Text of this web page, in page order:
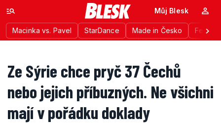
Macinka vs. Pavel StarDance Made in Česko
Můj Blesk
Ze Sýrie chce pryč 37 Čechů
nebo jejich příbuzných. Ne všichni
mají v pořádku doklady